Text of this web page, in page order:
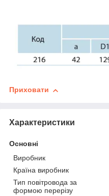
Приховати
Характеристики
Основні
Виробник
Країна виробник
Тип повітровода за
формою перерізу